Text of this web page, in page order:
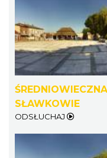
SŁAWKOWIE
ODSŁUCHAJ